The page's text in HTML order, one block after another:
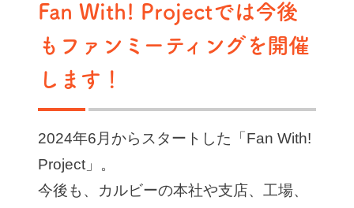
Fan With! Projectでは今後
もファンミーティングを開催
します！
2024年6月からスタートした「Fan With!
Project」。
今後も、カルビーの本社や支店、工場、